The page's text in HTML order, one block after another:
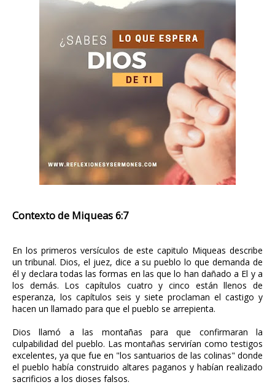
Contexto de Miqueas 6:7
En los primeros versículos de este capitulo Miqueas describe
un tribunal. Dios, el juez, dice a su pueblo lo que demanda de
él y declara todas las formas en las que lo han dañado a El y a
los demás. Los capítulos cuatro y cinco están llenos de
esperanza, los capítulos seis y siete proclaman el castigo y
hacen un llamado para que el pueblo se arrepienta.
Dios llamó a las montañas para que confirmaran la
culpabilidad del pueblo. Las montañas servirían como testigos
excelentes, ya que fue en "los santuarios de las colinas" donde
el pueblo había construido altares paganos y habían realizado
sacrificios a los dioses falsos.